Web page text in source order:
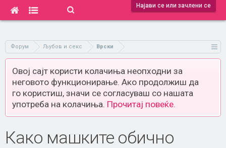
Најави се или зачлени се
Форум Љубов и секс Врски
Овој сајт користи колачиња неопходни за
неговото функционирање. Ако продолжиш да
го користиш, значи се согласуваш со нашата
употреба на колачиња. Прочитај повеќе.
Како машките обично